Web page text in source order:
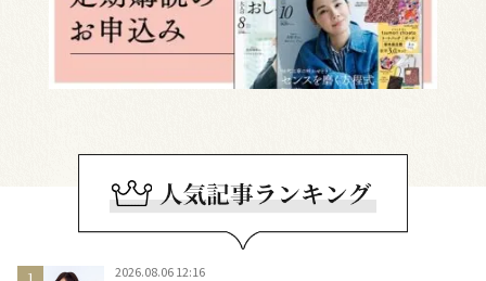
2026.08.06 12:16